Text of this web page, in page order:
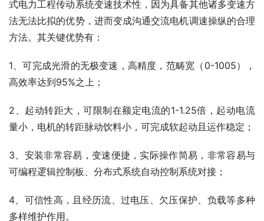
式电力工程传动系统变速技术性，因为具备其他诸多变速方
法无法比拟的优势，进而变成沟通交流电机调速操纵的合理
方法。其关键优势有：
1、可完成光滑的无极变速，高精度，范畴宽（0-1005），
高效率达到95%之上；
2、起动转距大，可限制在额定电流的1-1.25倍，起动电流
量小，电机的转距脉动饮料小，可完成软起动且运作稳定；
3、安装非常容易，变速便捷，实际操作简易，非常容易与
可编程逻辑控制板、分布式系统自动控制系统对接；
4、可信性高，且经历流、过电压、欠压保护、负载等多种
多样维护作用。